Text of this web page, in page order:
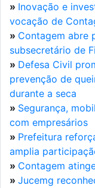
» Inovação e
vocação de
» Contagem abre
subsecretário de
» Defesa Civil
prevenção de
durante a seca
» Segurança,
com empresários
» Prefeitura
amplia
» Contagem
» Jucemg